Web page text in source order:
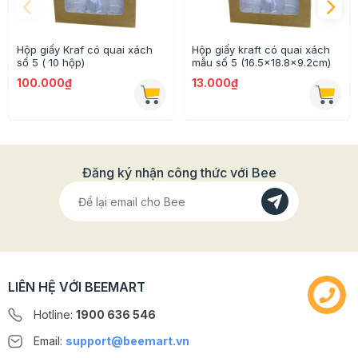
- Chất liệu: Nilon
- Kích thước: 4*10 cm
- Dùng để đựng loại kẹo hay hạt tẩm vị
>>> Xem thêm Các túi đựng kẹo khác ở BeemartTẠI
>>> Quý khách có nhu cầu mua buôn/sỉ vui lòng liên
hệ: 0902 160 080
Hộp giấy Kraf có quai xách
số 5 ( 10 hộp)
100.000₫
Hộp giấy kraft có quai xách
mẫu số 5 (16.5x18.8x9.2cm)
13.000₫
Đăng ký nhận công thức với Bee
LIÊN HỆ VỚI BEEMART
Hotline: 1900 636 546
Email: support@beemart.vn